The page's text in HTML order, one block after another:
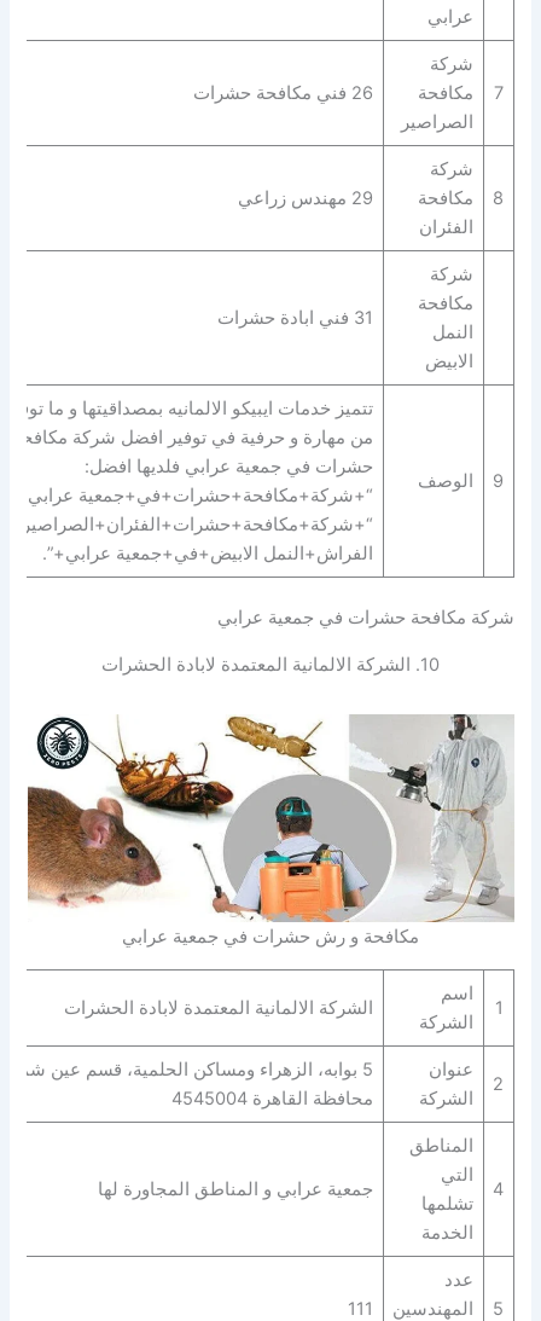
عرابي
7
شركة
مكافحة
الصراصير
26 فني مكافحة حشرات
8
شركة
مكافحة
الفئران
29 مهندس زراعي
شركة
مكافحة
النمل
الابيض
31 فني ابادة حشرات
9 الوصف
تتميز خدمات ايبيكو الالمانيه بمصداقيتها و ما توفره
من مهارة و حرفية في توفير افضل شركة مكافحة
حشرات في جمعية عرابي فلديها افضل:
“+شركة+مكافحة+حشرات+في+جمعية عرابي+”
الفراش+النمل الابيض+في+جمعية عرابي+”.
شركة مكافحة حشرات في جمعية عرابي
10. الشركة الالمانية المعتمدة لابادة الحشرات
مكافحة و رش حشرات في جمعية عرابي
1
اسم
الشركة
الشركة الالمانية المعتمدة لابادة الحشرات
2
عنوان
الشركة
5 بوابه، الزهراء ومساكن الحلمية، قسم عين
محافظة القاهرة‬ 4545004
4
المناطق
التي
تشلمها
الخدمة
جمعية عرابي و المناطق المجاورة لها
5
عدد
المهندسين
111